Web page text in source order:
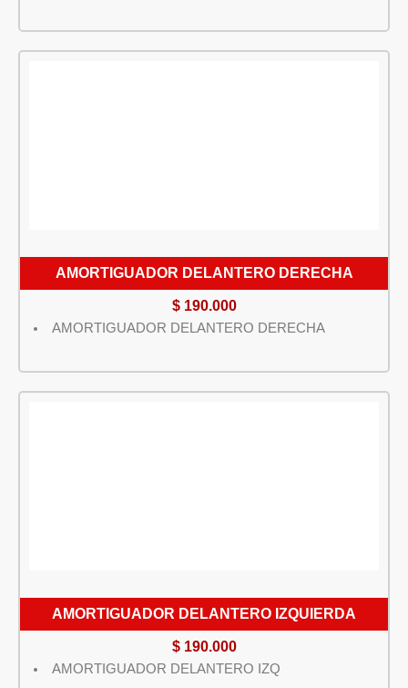
AMORTIGUADOR DELANTERO DERECHA
$190.000
AMORTIGUADOR DELANTERO DERECHA
AMORTIGUADOR DELANTERO IZQUIERDA
$190.000
AMORTIGUADOR DELANTERO IZQ